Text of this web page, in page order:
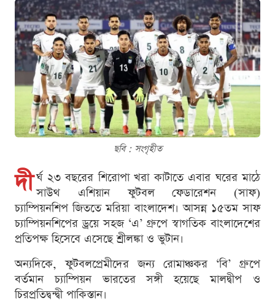
ছবি : সংগৃহীত
দী র্ঘ ২৩ বছরের শিরোপা খরা কাটাতে এবার ঘরের মাঠে
সাউথ এশিয়ান ফুটবল ফেডারেশন (সাফ)
চ্যাম্পিয়নশিপ জিততে মরিয়া বাংলাদেশ। আসন্ন ১৫তম সাফ
চ্যাম্পিয়নশিপের ড্রয়ে সহজ ‘এ’ গ্রুপে স্বাগতিক বাংলাদেশের
প্রতিপক্ষ হিসেবে এসেছে শ্রীলঙ্কা ও ভুটান।
অন্যদিকে, ফুটবলপ্রেমীদের জন্য রোমাঞ্চকর ‘বি’ গ্রুপে
বর্তমান চ্যাম্পিয়ন ভারতের সঙ্গী হয়েছে মালদ্বীপ ও
চিরপ্রতিদ্বন্দ্বী পাকিস্তান।